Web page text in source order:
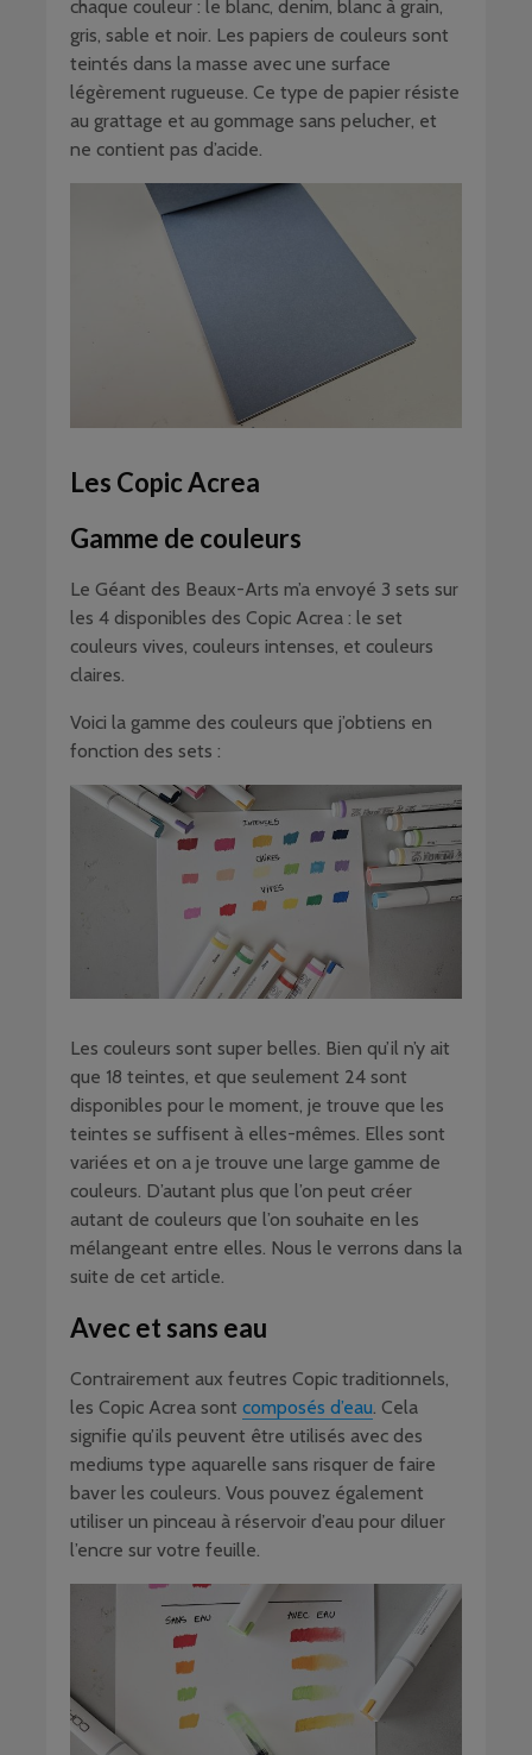
chaque couleur : le blanc, denim, blanc à grain,
gris, sable et noir. Les papiers de couleurs sont
teintés dans la masse avec une surface
légèrement rugueuse. Ce type de papier résiste
au grattage et au gommage sans pelucher, et
ne contient pas d’acide.
Les Copic Acrea
Gamme de couleurs
Le Géant des Beaux-Arts m’a envoyé 3 sets sur
les 4 disponibles des Copic Acrea : le set
couleurs vives, couleurs intenses, et couleurs
claires.
Voici la gamme des couleurs que j’obtiens en
fonction des sets :
Les couleurs sont super belles. Bien qu’il n’y ait
que 18 teintes, et que seulement 24 sont
disponibles pour le moment, je trouve que les
teintes se suffisent à elles-mêmes. Elles sont
variées et on a je trouve une large gamme de
couleurs. D’autant plus que l’on peut créer
autant de couleurs que l’on souhaite en les
mélangeant entre elles. Nous le verrons dans la
suite de cet article.
Avec et sans eau
Contrairement aux feutres Copic traditionnels,
les Copic Acrea sont composés d’eau. Cela
signifie qu’ils peuvent être utilisés avec des
mediums type aquarelle sans risquer de faire
baver les couleurs. Vous pouvez également
utiliser un pinceau à réservoir d’eau pour diluer
l’encre sur votre feuille.